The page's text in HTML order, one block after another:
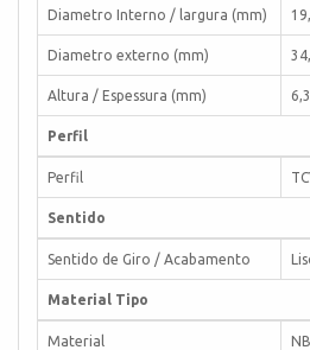
Diametro Interno / largura (mm)
Diametro externo (mm)
Altura / Espessura (mm)
Perfil
Perfil
Sentido
Sentido de Giro / Acabamento
Material Tipo
Material